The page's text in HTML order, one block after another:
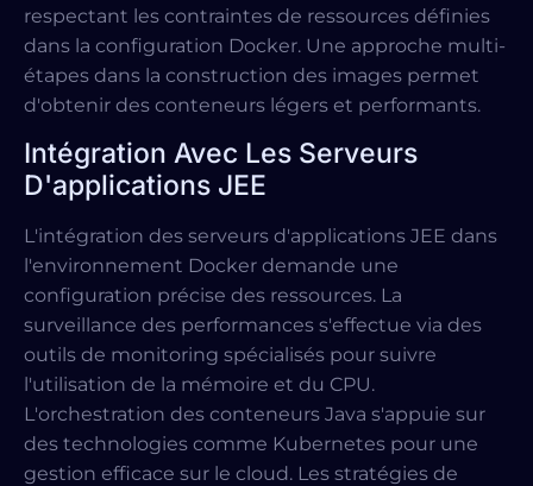
respectant les contraintes de ressources définies
dans la configuration Docker. Une approche multi-
étapes dans la construction des images permet
d'obtenir des conteneurs légers et performants.
Intégration Avec Les Serveurs
D'applications JEE
L'intégration des serveurs d'applications JEE dans
l'environnement Docker demande une
configuration précise des ressources. La
surveillance des performances s'effectue via des
outils de monitoring spécialisés pour suivre
l'utilisation de la mémoire et du CPU.
L'orchestration des conteneurs Java s'appuie sur
des technologies comme Kubernetes pour une
gestion efficace sur le cloud. Les stratégies de